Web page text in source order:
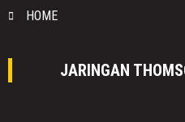
HOME
JARINGAN